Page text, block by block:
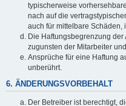
typischerweise
nach auf die
auch für mittelbare Schäden,
Die Haftungsbegrenzung
zugunsten der Mitarbeiter
Ansprüche für eine Haftung
unberührt.
6. ÄNDERUNGSVORBEHALT
Der Betreiber ist berechtigt,